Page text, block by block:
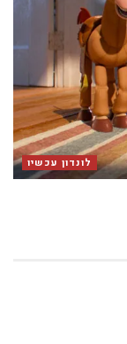
לונדון עכשיו